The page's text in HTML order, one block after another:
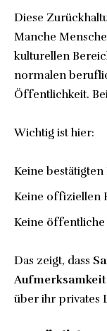
Diese
Manche
kulturellen
normalen
Öffentlichkeit.
Wichtig ist hier:
Keine
Keine offiziellen
Keine öffentliche
Das zeigt, dass
über ihr privates